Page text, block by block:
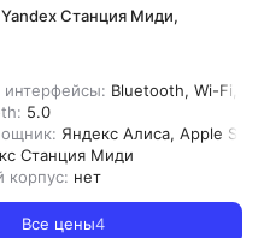
Станция Миди,
Bluetooth, Wi-Fi,
5.0
Яндекс Алиса, Apple Siri
Станция Миди
корпус: нет
Все цены4